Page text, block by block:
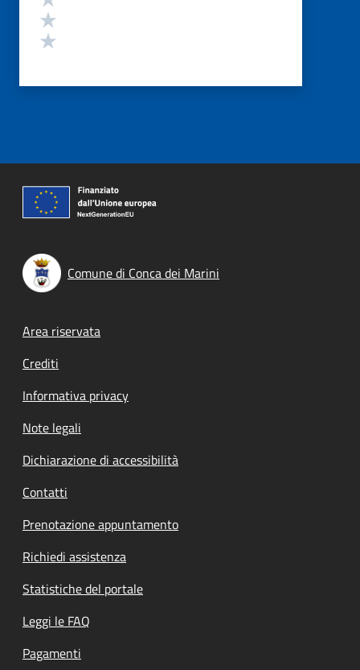
Comune di Conca dei Marini
Footer menu
Area riservata
Crediti
Informativa privacy
Note legali
Dichiarazione di accessibilità
Contatti
Prenotazione appuntamento
Richiedi assistenza
Statistiche del portale
Leggi le FAQ
Pagamenti